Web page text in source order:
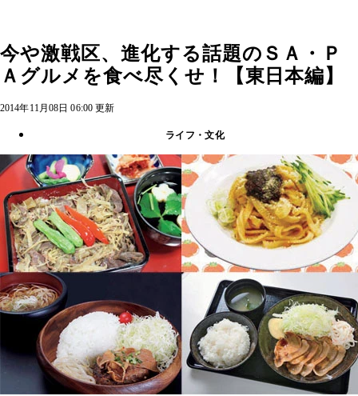
今や激戦区、進化する話題のＳＡ・Ｐ
Ａグルメを食べ尽くせ！【東日本編】
2014年11月08日 06:00 更新
ライフ・文化